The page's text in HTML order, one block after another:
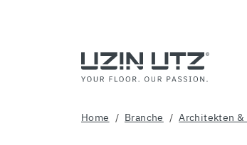
Home Branche Architekten &